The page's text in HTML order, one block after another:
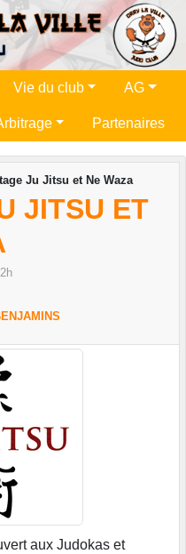
Vie du club AG
Partenaires
Ju Jitsu et Ne Waza
JITSU ET
aux Judokas et